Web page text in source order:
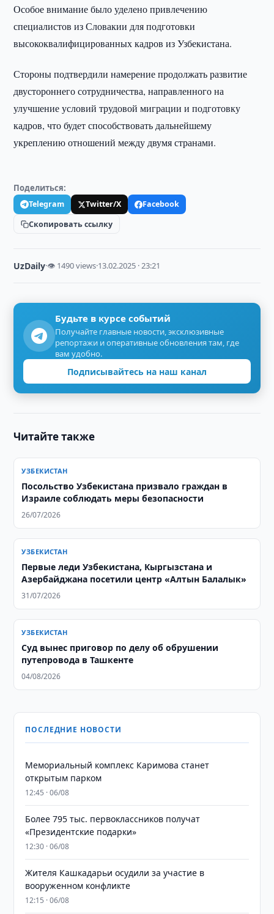
Особое внимание было уделено привлечению
специалистов из Словакии для подготовки
высококвалифицированных кадров из Узбекистана.
Стороны подтвердили намерение продолжать развитие
двустороннего сотрудничества, направленного на
улучшение условий трудовой миграции и подготовку
кадров, что будет способствовать дальнейшему
укреплению отношений между двумя странами.
Поделиться:
Telegram Twitter/X
Facebook
Скопировать ссылку
UzDaily·👁 1490 views·13.02.2025 · 23:21
Будьте в курсе событий
Получайте главные новости, эксклюзивные
репортажи и оперативные обновления там, где
вам удобно.
Подписывайтесь на наш канал
Читайте также
УЗБЕКИСТАН
Посольство Узбекистана призвало граждан в
Израиле соблюдать меры безопасности
26/07/2026
УЗБЕКИСТАН
Первые леди Узбекистана, Кыргызстана и
Азербайджана посетили центр «Алтын Балалык»
31/07/2026
УЗБЕКИСТАН
Суд вынес приговор по делу об обрушении
путепровода в Ташкенте
04/08/2026
ПОСЛЕДНИЕ НОВОСТИ
Мемориальный комплекс Каримова станет
открытым парком
12:45 · 06/08
Более 795 тыс. первоклассников получат
«Президентские подарки»
12:30 · 06/08
Жителя Кашкадарьи осудили за участие в
вооруженном конфликте
12:15 · 06/08